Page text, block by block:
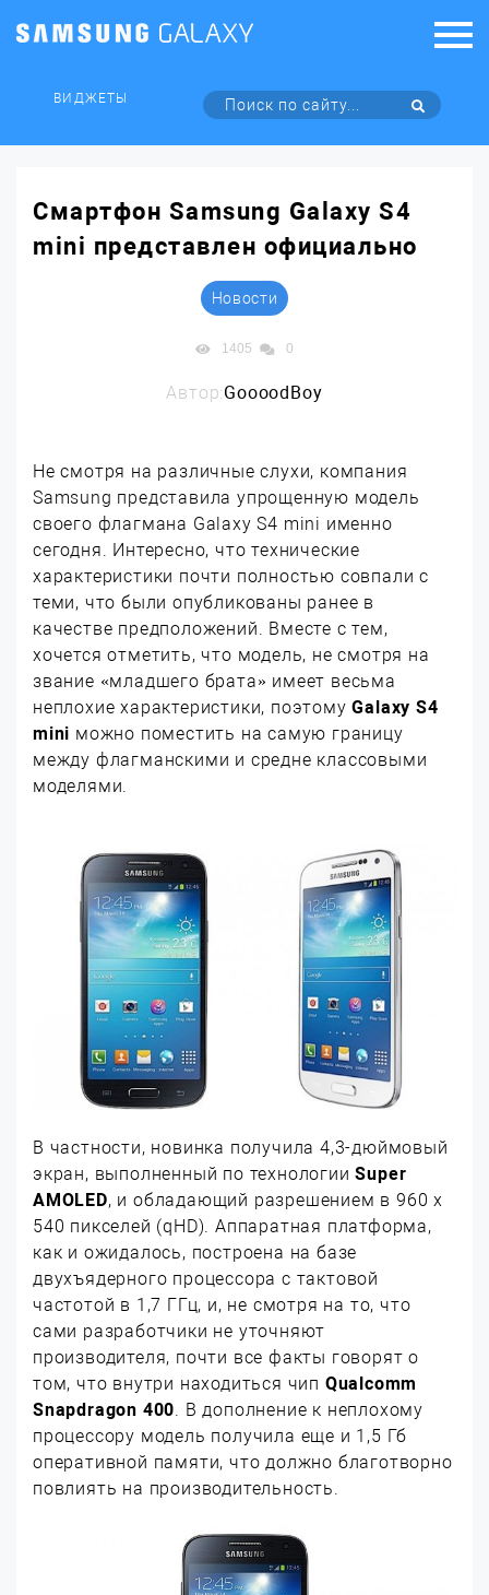
ВИДЖЕТЫ
Смартфон Samsung Galaxy S4
mini представлен официально
Новости
1405 0
Автор:GoooodBoy
Не смотря на различные слухи, компания
Samsung представила упрощенную модель
своего флагмана Galaxy S4 mini именно
сегодня. Интересно, что технические
характеристики почти полностью совпали с
теми, что были опубликованы ранее в
качестве предположений. Вместе с тем,
хочется отметить, что модель, не смотря на
звание «младшего брата» имеет весьма
неплохие характеристики, поэтомуGalaxy S4
mini можно поместить на самую границу
между флагманскими и средне классовыми
моделями.
В частности, новинка получила 4,3-дюймовый
экран, выполненный по технологииSuper
AMOLED, и обладающий разрешением в 960 х
540 пикселей (qHD). Аппаратная платформа,
как и ожидалось, построена на базе
двухъядерного процессора с тактовой
частотой в 1,7 ГГц, и, не смотря на то, что
сами разработчики не уточняют
производителя, почти все факты говорят о
том, что внутри находиться чип Qualcomm
Snapdragon 400 . В дополнение к неплохому
процессору модель получила еще и 1,5 Гб
оперативной памяти, что должно благотворно
повлиять на производительность.